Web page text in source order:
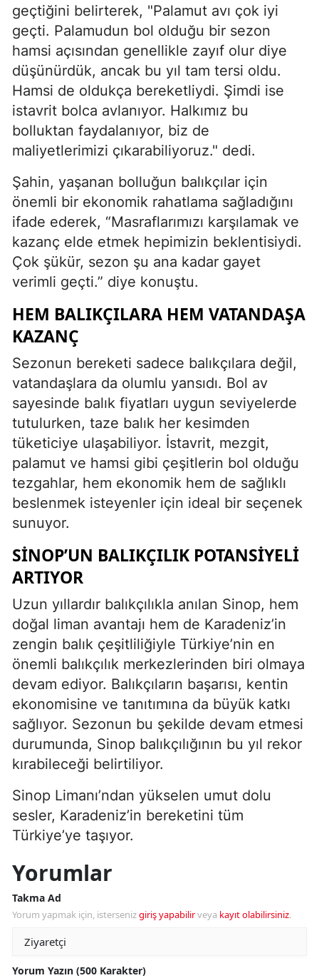
geçtiğini belirterek, "Palamut avı çok iyi
geçti. Palamudun bol olduğu bir sezon
hamsi açısından genellikle zayıf olur diye
düşünürdük, ancak bu yıl tam tersi oldu.
Hamsi de oldukça bereketliydi. Şimdi ise
istavrit bolca avlanıyor. Halkımız bu
bolluktan faydalanıyor, biz de
maliyetlerimizi çıkarabiliyoruz." dedi.
Şahin, yaşanan bolluğun balıkçılar için
önemli bir ekonomik rahatlama sağladığını
ifade ederek, “Masraflarımızı karşılamak ve
kazanç elde etmek hepimizin beklentisiydi.
Çok şükür, sezon şu ana kadar gayet
verimli geçti.” diye konuştu.
HEM BALIKÇILARA HEM VATANDAŞA
KAZANÇ
Sezonun bereketi sadece balıkçılara değil,
vatandaşlara da olumlu yansıdı. Bol av
sayesinde balık fiyatları uygun seviyelerde
tutulurken, taze balık her kesimden
tüketiciye ulaşabiliyor. İstavrit, mezgit,
palamut ve hamsi gibi çeşitlerin bol olduğu
tezgahlar, hem ekonomik hem de sağlıklı
beslenmek isteyenler için ideal bir seçenek
sunuyor.
SINOP’UN BALIKÇILIK POTANSIYELI
ARTIYOR
Uzun yıllardır balıkçılıkla anılan Sinop, hem
doğal liman avantajı hem de Karadeniz’in
zengin balık çeşitliliğiyle Türkiye’nin en
önemli balıkçılık merkezlerinden biri olmaya
devam ediyor. Balıkçıların başarısı, kentin
ekonomisine ve tanıtımına da büyük katkı
sağlıyor. Sezonun bu şekilde devam etmesi
durumunda, Sinop balıkçılığının bu yıl rekor
kırabileceği belirtiliyor.
Sinop Limanı’ndan yükselen umut dolu
sesler, Karadeniz’in bereketini tüm
Türkiye’ye taşıyor.
Yorumlar
Takma Ad
Yorum yapmak için, istersenizgiriş yapabilirveya kayıt olabilirsiniz.
Yorum Yazın (500 Karakter)